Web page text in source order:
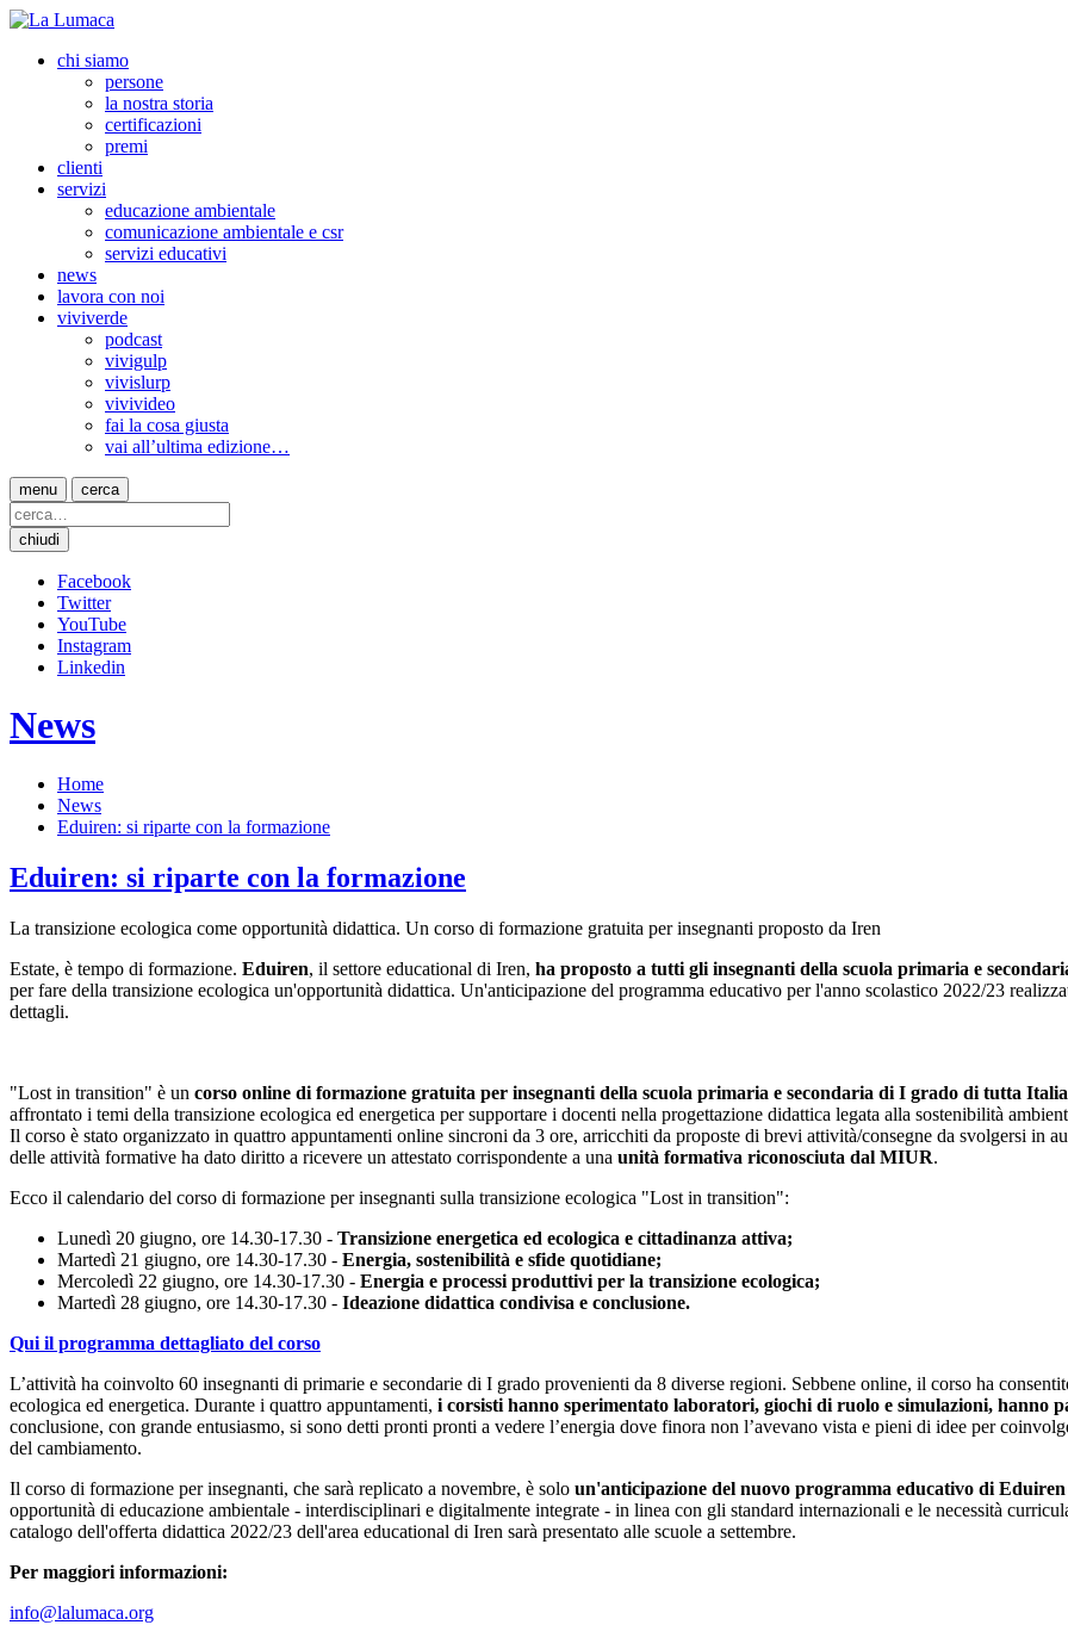
chi siamo
persone
la nostra storia
certificazioni
premi
clienti
servizi
educazione ambientale
comunicazione ambientale e csr
servizi educativi
news
lavora con noi
viviverde
podcast
vivigulp
vivislurp
vivivideo
fai la cosa giusta
vai all’ultima edizione…
menu cerca
chiudi
Facebook
Twitter
YouTube
Instagram
Linkedin
News
Home
News
Eduiren: si riparte con la formazione
Eduiren: si riparte con la formazione
La transizione ecologica come opportunità didattica. Un corso di formazione gratuita per insegnanti proposto da Iren
Estate, è tempo di formazione. Eduiren, il settore educational di Iren, ha proposto a tutti gli insegnanti della scuola primaria e
per fare della transizione ecologica un'opportunità didattica. Un'anticipazione del programma educativo per l'anno scolastico 2022/23
dettagli.
"Lost in transition" è un corso online di formazione gratuita per insegnanti della scuola primaria e secondaria di I grado di tutta Italia
affrontato i temi della transizione ecologica ed energetica per supportare i docenti nella progettazione didattica legata alla sostenibilità
Il corso è stato organizzato in quattro appuntamenti online sincroni da 3 ore, arricchiti da proposte di brevi attività/consegne da svolgersi in
delle attività formative ha dato diritto a ricevere un attestato corrispondente a una unità formativa riconosciuta dal MIUR.
Ecco il calendario del corso di formazione per insegnanti sulla transizione ecologica "Lost in transition":
Lunedì 20 giugno, ore 14.30-17.30 - Transizione energetica ed ecologica e cittadinanza attiva;
Martedì 21 giugno, ore 14.30-17.30 - Energia, sostenibilità e sfide quotidiane;
Mercoledì 22 giugno, ore 14.30-17.30 - Energia e processi produttivi per la transizione ecologica;
Martedì 28 giugno, ore 14.30-17.30 - Ideazione didattica condivisa e conclusione.
Qui il programma dettagliato del corso
L’attività ha coinvolto 60 insegnanti di primarie e secondarie di I grado provenienti da 8 diverse regioni. Sebbene online, il corso ha
ecologica ed energetica. Durante i quattro appuntamenti, i corsisti hanno sperimentato laboratori, giochi di ruolo e simulazioni, hanno
conclusione, con grande entusiasmo, si sono detti pronti pronti a vedere l’energia dove finora non l’avevano vista e pieni di idee per
del cambiamento.
Il corso di formazione per insegnanti, che sarà replicato a novembre, è solo un'anticipazione del nuovo programma educativo di Eduiren
opportunità di educazione ambientale - interdisciplinari e digitalmente integrate - in linea con gli standard internazionali e le necessità
catalogo dell'offerta didattica 2022/23 dell'area educational di Iren sarà presentato alle scuole a settembre.
Per maggiori informazioni:
info@lalumaca.org